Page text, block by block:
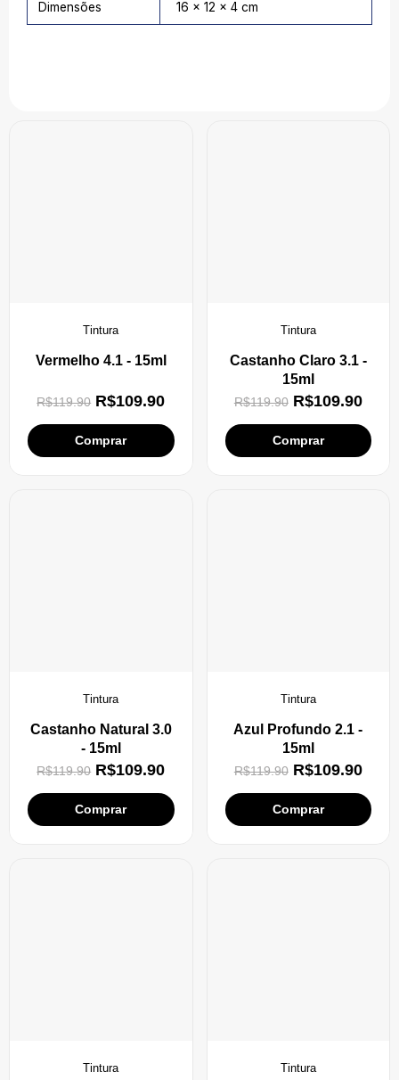
Dimensões 16 × 12 × 4 cm
Tintura
Vermelho 4.1 - 15ml
R$119.90 R$109.90
Comprar
Tintura
Castanho Claro 3.1 -
15ml
R$119.90 R$109.90
Comprar
Tintura
Castanho Natural 3.0
- 15ml
R$119.90 R$109.90
Comprar
Tintura
Azul Profundo 2.1 -
15ml
R$119.90 R$109.90
Comprar
Tintura Tintura